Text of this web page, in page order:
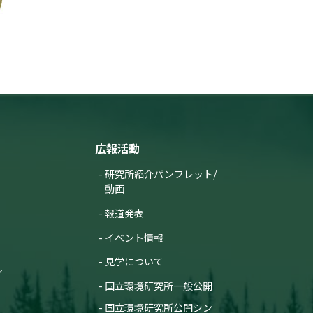
広報活動
研究所紹介パンフレット/
動画
報道発表
イベント情報
見学について
国立環境研究所一般公開
国立環境研究所公開シン